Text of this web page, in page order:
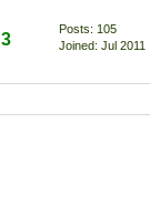
3
Posts: 105
Joined: Jul 2011